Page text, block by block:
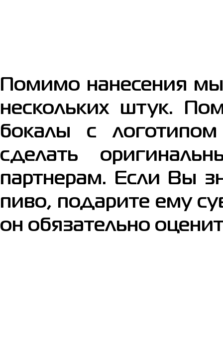
Помимо нанесения
нескольких штук.
бокалы с
сделать
партнерам. Если Вы
пиво, подарите ему
он обязательно